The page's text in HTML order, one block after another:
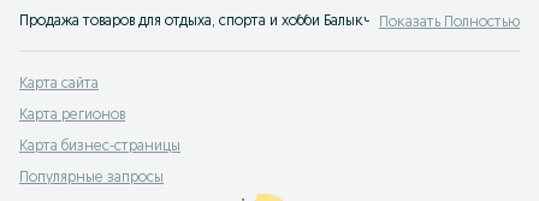
Продажа товаров для отдыха, спорта и хобби Балыкчи - множество
Показать Полностью
Карта сайта
Карта регионов
Карта бизнес-страницы
Популярные запросы